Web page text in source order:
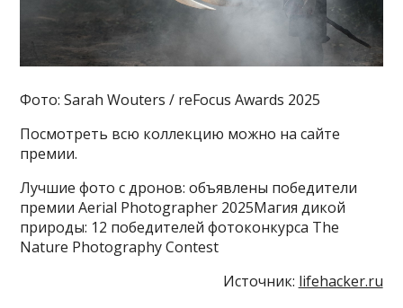
Фото: Sarah Wouters / reFocus Awards 2025
Посмотреть всю коллекцию можно на сайте
премии.
Лучшие фото с дронов: объявлены победители
премии Aerial Photographer 2025Магия дикой
природы: 12 победителей фотоконкурса The
Nature Photography Contest
Источник: lifehacker.ru